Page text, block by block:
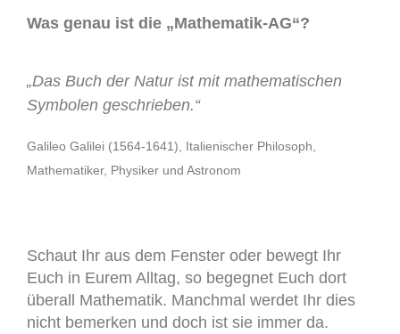
Was genau ist die „Mathematik-AG“?
„Das Buch der Natur ist mit mathematischen
Symbolen geschrieben.“
Galileo Galilei (1564-1641), Italienischer Philosoph,
Mathematiker, Physiker und Astronom
Schaut Ihr aus dem Fenster oder bewegt Ihr
Euch in Eurem Alltag, so begegnet Euch dort
überall Mathematik. Manchmal werdet Ihr dies
nicht bemerken und doch ist sie immer da.